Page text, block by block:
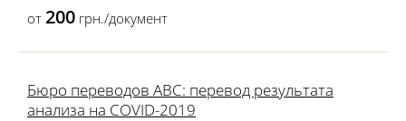
от 200 грн./документ
Бюро переводов ABC: перевод результата
анализа на COVID-2019